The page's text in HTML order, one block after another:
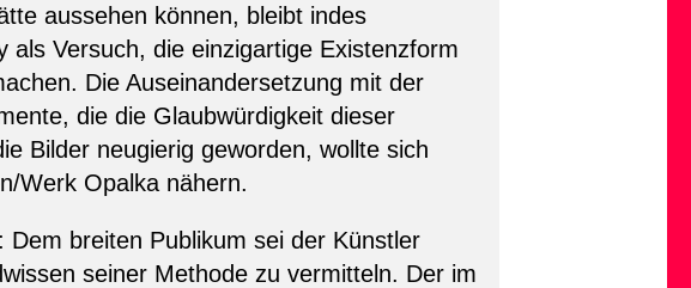
aussehen können, bleibt indes
Versuch, die einzigartige Existenzform
Die Auseinandersetzung mit der
die die Glaubwürdigkeit dieser
Bilder neugierig geworden, wollte sich
Werk Opalka nähern.
breiten Publikum sei der Künstler
seiner Methode zu vermitteln. Der im